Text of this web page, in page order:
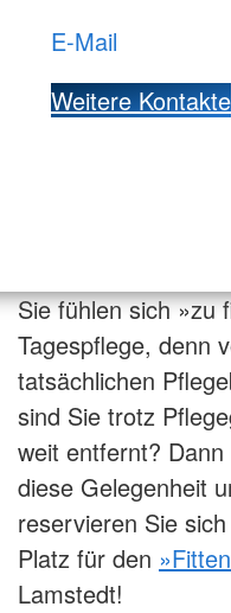
E-Mail
Weitere Kontakte
Sie fühlen sich »zu
Tagespflege, denn
tatsächlichen
sind Sie trotz
weit entfernt?
diese Gelegenheit
reservieren Sie
Platz für den
Lamstedt!